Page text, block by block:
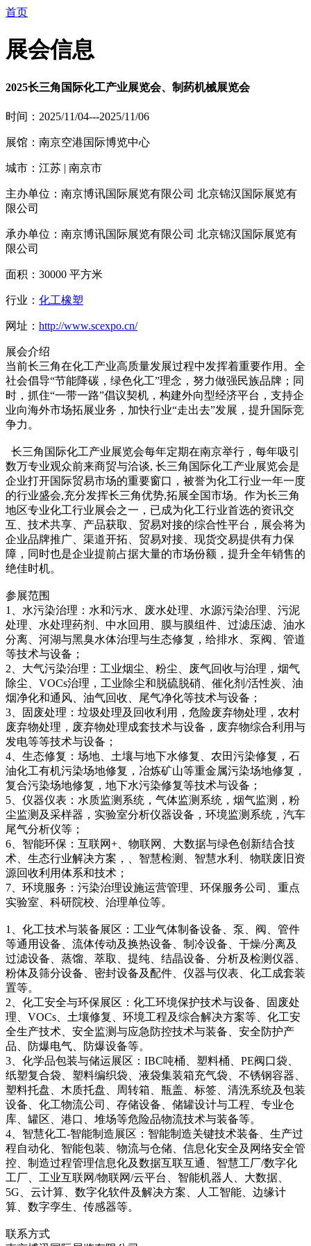
首页
展会信息
2025长三角国际化工产业展览会、制药机械展览会
时间：2025/11/04---2025/11/06
展馆：南京空港国际博览中心
城市：江苏 | 南京市
主办单位：南京博讯国际展览有限公司 北京锦汉国际展览有
限公司
承办单位：南京博讯国际展览有限公司 北京锦汉国际展览有
限公司
面积：30000 平方米
行业： 化工橡塑
网址： http://www.scexpo.cn/
展会介绍
当前长三角在化工产业高质量发展过程中发挥着重要作用。全
社会倡导“节能降碳，绿色化工”理念，努力做强民族品牌；同
时，抓住“一带一路”倡议契机，构建外向型经济平台，支持企
业向海外市场拓展业务，加快行业“走出去”发展，提升国际竞
争力。
长三角国际化工产业展览会每年定期在南京举行，每年吸引
数万专业观众前来商贸与洽谈, 长三角国际化工产业展览会是
企业打开国际贸易市场的重要窗口，被誉为化工行业一年一度
的行业盛会,充分发挥长三角优势,拓展全国市场。作为长三角
地区专业化工行业展会之一，已成为化工行业首选的资讯交
互、技术共享、产品获取、贸易对接的综合性平台，展会将为
企业品牌推广、渠道开拓、贸易对接、现货交易提供有力保
障，同时也是企业提前占据大量的市场份额，提升全年销售的
绝佳时机。
参展范围
1、水污染治理：水和污水、废水处理、水源污染治理、污泥
处理、水处理药剂、中水回用、膜与膜组件、过滤压滤、油水
分离、河湖与黑臭水体治理与生态修复，给排水、泵阀、管道
等技术与设备；
2、大气污染治理：工业烟尘、粉尘、废气回收与治理，烟气
除尘、VOCs治理，工业除尘和脱硫脱硝、催化剂/活性炭、油
烟净化和通风、油气回收、尾气净化等技术与设备；
3、固废处理：垃圾处理及回收利用，危险废弃物处理，农村
废弃物处理，废弃物处理成套技术与设备，废弃物综合利用与
发电等等技术与设备；
4、生态修复：场地、土壤与地下水修复、农田污染修复，石
油化工有机污染场地修复，冶炼矿山等重金属污染场地修复，
复合污染场地修复，地下水污染修复等技术与设备；
5、仪器仪表：水质监测系统，气体监测系统，烟气监测，粉
尘监测及采样器，实验室分析仪器设备，环境监测系统，汽车
尾气分析仪等；
6、智能环保：互联网+、物联网、大数据与绿色创新结合技
术、生态行业解决方案，、智慧检测、智慧水利、物联废旧资
源回收利用体系和技术；
7、环境服务：污染治理设施运营管理、环保服务公司、重点
实验室、科研院校、治理单位等。
1、化工技术与装备展区：工业气体制备设备、泵、阀、管件
等通用设备、流体传动及换热设备、制冷设备、干燥/分离及
过滤设备、蒸馏、萃取、提纯、结晶设备、分析及检测仪器、
粉体及筛分设备、密封设备及配件、仪器与仪表、化工成套装
置等。
2、化工安全与环保展区：化工环境保护技术与设备、固废处
理、VOCs、土壤修复、环境工程及综合解决方案等、化工安
全生产技术、安全监测与应急防控技术与装备、安全防护产
品、防爆电气、防爆设备等。
3、化学品包装与储运展区：IBC吨桶、塑料桶、PE阀口袋、
纸塑复合袋、塑料编织袋、液袋集装箱充气袋、不锈钢容器、
塑料托盘、木质托盘、周转箱、瓶盖、标签、清洗系统及包装
设备、化工物流公司、存储设备、储罐设计与工程、专业仓
库、罐区、港口、堆场等危险品物流技术与装备等。
4、智慧化工-智能制造展区：智能制造关键技术装备、生产过
程自动化、智能包装、物流与仓储、信息化安全及网络安全管
控、制造过程管理信息化及数据互联互通、智慧工厂/数字化
工厂、工业互联网/物联网/云平台、智能机器人、大数据、
5G、云计算、数字化软件及解决方案、人工智能、边缘计
算、数字孪生、传感器等。
联系方式